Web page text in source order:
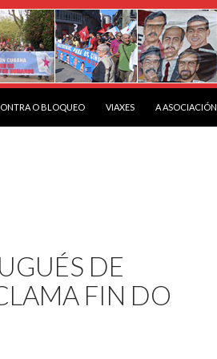
O BLOQUEO VIAXES A ASOCIACIÓN
DE
FIN DO